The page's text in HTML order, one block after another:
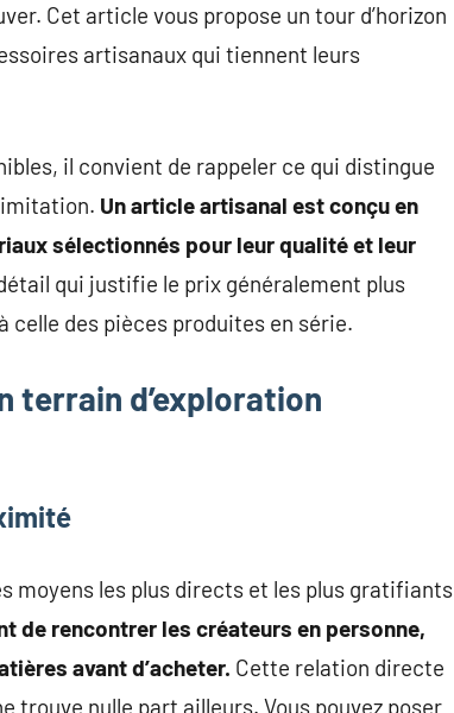
Cet article vous propose un tour d’horizon
artisanaux qui tiennent leurs
il convient de rappeler ce qui distingue
imitation. Un article artisanal est conçu en
sélectionnés pour leur qualité et leur
qui justifie le prix généralement plus
celle des pièces produites en série.
terrain d’exploration
moyens les plus directs et les plus gratifiants
de rencontrer les créateurs en personne,
avant d’acheter. Cette relation directe
trouve nulle part ailleurs. Vous pouvez poser